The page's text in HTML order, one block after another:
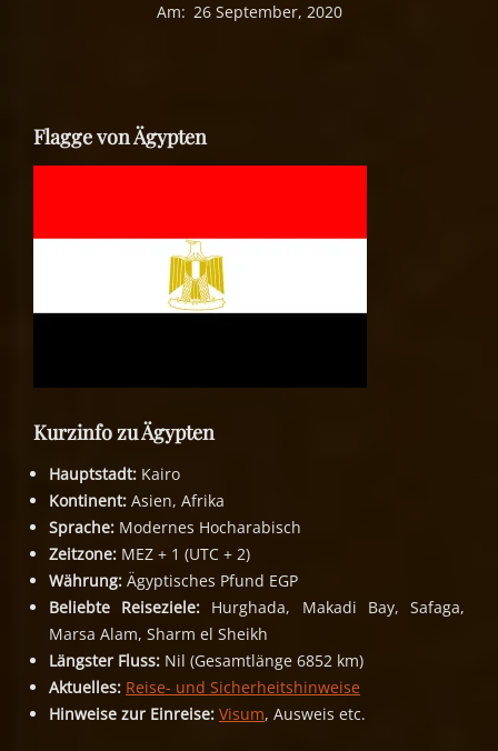
Am: 26 September, 2020
Flagge von Ägypten
Kurzinfo zu Ägypten
Hauptstadt: Kairo
Kontinent: Asien, Afrika
Sprache: Modernes Hocharabisch
Zeitzone: MEZ + 1 (UTC + 2)
Währung: Ägyptisches Pfund EGP
Beliebte Reiseziele: Hurghada, Makadi Bay, Safaga,
Marsa Alam, Sharm el Sheikh
Längster Fluss: Nil (Gesamtlänge 6852 km)
Aktuelles: Reise- und Sicherheitshinweise
Hinweise zur Einreise: Visum, Ausweis etc.